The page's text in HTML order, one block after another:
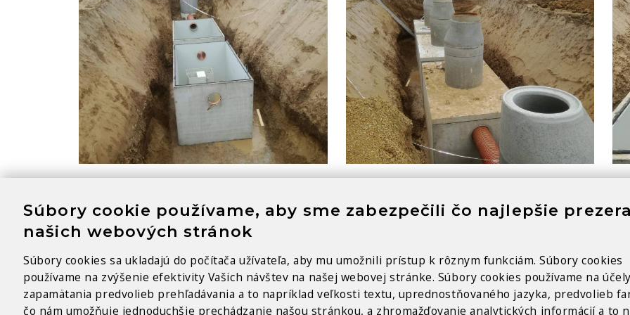
Súbory cookie používame, aby sme zabezpečili čo najlepšie
našich webových stránok
Súbory cookies sa ukladajú do počítača užívateľa, aby mu umožnili prístup k rôznym funkciám. Súbory cookies
používame na zvýšenie efektivity Vašich návštev na našej webovej stránke. Súbory cookies používame na
zapamätania predvolieb prehľadávania a to napríklad veľkosti textu, uprednostňovaného jazyka, predvolieb
čo nám umožňuje jednoduchšie prechádzanie našou stránkou, a zhromažďovanie analytických informácií a to